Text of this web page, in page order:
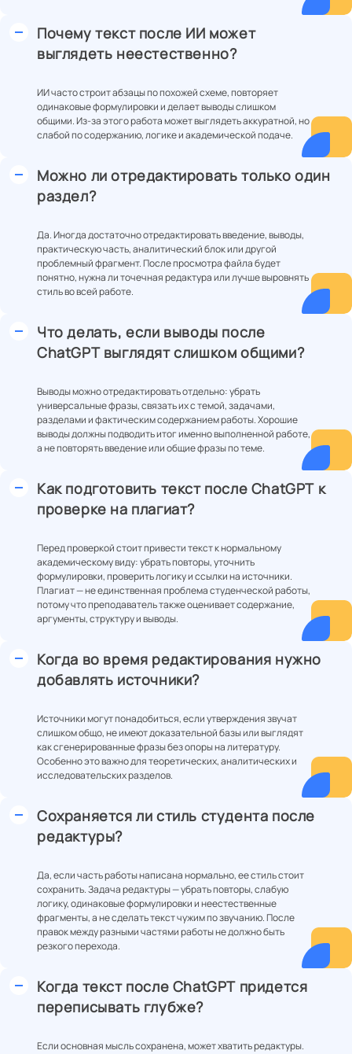
Почему текст после ИИ может
выглядеть неестественно?
ИИ часто строит абзацы по похожей схеме, повторяет
одинаковые формулировки и делает выводы слишком
общими. Из-за этого работа может выглядеть аккуратной, но
слабой по содержанию, логике и академической подаче.
Можно ли отредактировать только один
раздел?
Да. Иногда достаточно отредактировать введение, выводы,
практическую часть, аналитический блок или другой
проблемный фрагмент. После просмотра файла будет
понятно, нужна ли точечная редактура или лучше выровнять
стиль во всей работе.
Что делать, если выводы после
ChatGPT выглядят слишком общими?
Выводы можно отредактировать отдельно: убрать
универсальные фразы, связать их с темой, задачами,
разделами и фактическим содержанием работы. Хорошие
выводы должны подводить итог именно выполненной работе,
а не повторять введение или общие фразы по теме.
Как подготовить текст после ChatGPT к
проверке на плагиат?
Перед проверкой стоит привести текст к нормальному
академическому виду: убрать повторы, уточнить
формулировки, проверить логику и ссылки на источники.
Плагиат — не единственная проблема студенческой работы,
потому что преподаватель также оценивает содержание,
аргументы, структуру и выводы.
Когда во время редактирования нужно
добавлять источники?
Источники могут понадобиться, если утверждения звучат
слишком общо, не имеют доказательной базы или выглядят
как сгенерированные фразы без опоры на литературу.
Особенно это важно для теоретических, аналитических и
исследовательских разделов.
Сохраняется ли стиль студента после
редактуры?
Да, если часть работы написана нормально, ее стиль стоит
сохранить. Задача редактуры — убрать повторы, слабую
логику, одинаковые формулировки и неестественные
фрагменты, а не сделать текст чужим по звучанию. После
правок между разными частями работы не должно быть
резкого перехода.
Когда текст после ChatGPT придется
переписывать глубже?
Если основная мысль сохранена, может хватить редактуры.